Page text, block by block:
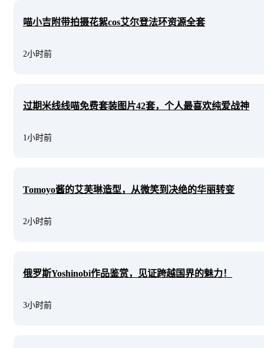
喵小吉附带拍摄花絮cos艾尔登法环资源全套
2小时前
过期米线线喵免费套装图片42套，个人最喜欢纯爱战神
1小时前
Tomoyo酱的艾芙琳造型，从微笑到决绝的华丽转变
2小时前
俄罗斯Yoshinobi作品鉴赏，见证跨越国界的魅力！
3小时前